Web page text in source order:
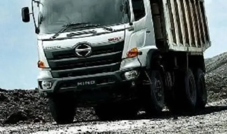
DUMP TRUCK TOOLS
HINO FM 350 PL (Mining)
Find Out More